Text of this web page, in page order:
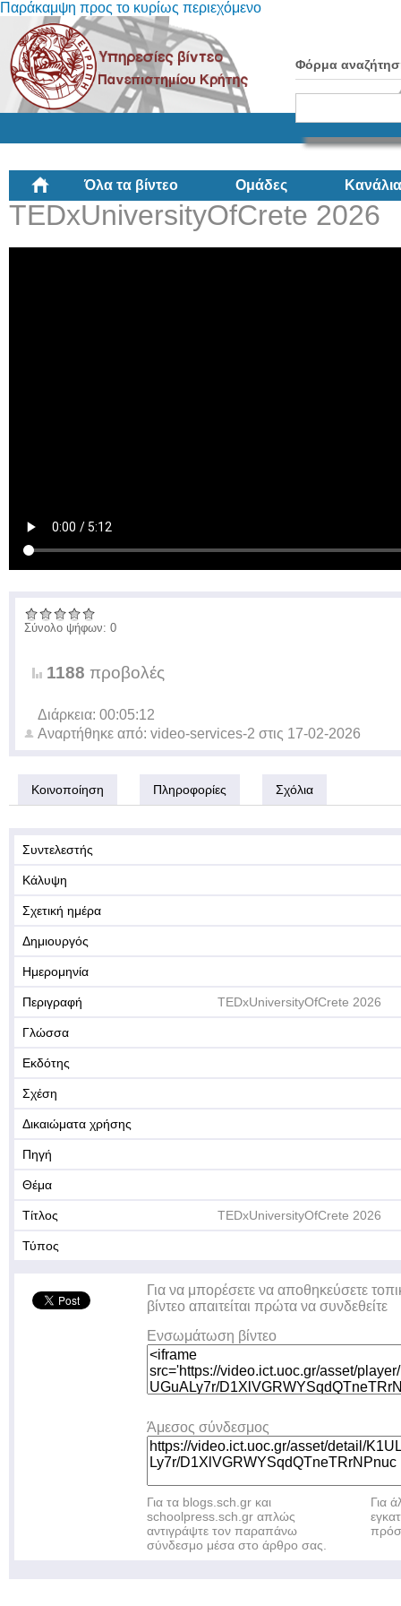
Παράκαμψη προς το κυρίως περιεχόμενο
Φόρμα
Όλα τα βίντεο Ομάδες Κανάλια
TEDxUniversityOfCrete 2026
Σύνολο ψήφων: 0
1188 προβολές
Διάρκεια: 00:05:12
Αναρτήθηκε από: video-services-2 στις 17-02-2026
Κοινοποίηση Πληροφορίες Σχόλια
Συντελεστής
Κάλυψη
Σχετική ημέρα
Δημιουργός
Ημερομηνία
Περιγραφή TEDxUniversityOfCrete 2026
Γλώσσα
Εκδότης
Σχέση
Δικαιώματα χρήσης
Πηγή
Θέμα
Τίτλος TEDxUniversityOfCrete 2026
Τύπος
Για να μπορέσετε να αποθηκεύσετε
βίντεο απαιτείται πρώτα να συνδεθείτε
Ενσωμάτωση βίντεο
Άμεσος σύνδεσμος
Για τα blogs.sch.gr και
schoolpress.sch.gr απλώς
αντιγράψτε τον παραπάνω
σύνδεσμο μέσα στο άρθρο σας.
Για